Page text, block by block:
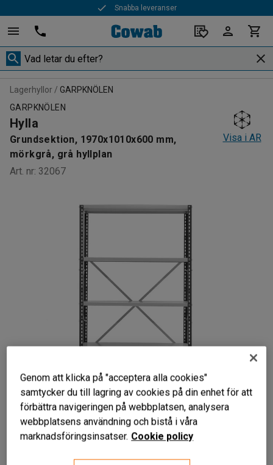
Snabba leveranser
Lagerhyllor
GARPKNÖLEN
GARPKNÖLEN
Hylla
Grundsektion, 1970x1010x600 mm,
mörkgrå, grå hyllplan
Art. nr: 32067
Visa i AR
Liknande produkter
Genom att klicka på "acceptera alla cookies"
samtycker du till lagring av cookies på din enhet för att
förbättra navigeringen på webbplatsen, analysera
webbplatsens användning och bistå i våra
marknadsföringsinsatser. Cookie policy